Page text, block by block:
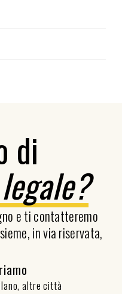
di
e ti contatteremo
in via riservata,
altre città